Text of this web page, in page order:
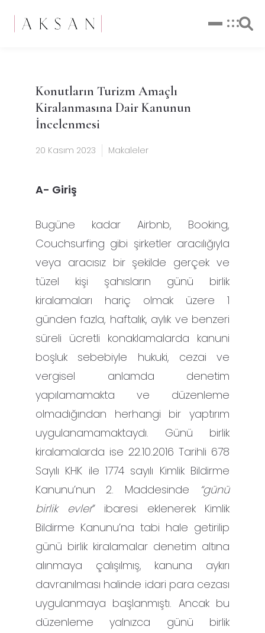
Konutların Turizm Amaçlı
Kiralanmasına Dair Kanunun
İncelenmesi
20 Kasım 2023 Makaleler
A- Giriş
Bugüne kadar Airbnb, Booking,
Couchsurfing gibi şirketler aracılığıyla
veya aracısız bir şekilde gerçek ve
tüzel kişi şahısların günü birlik
kiralamaları hariç olmak üzere 1
günden fazla, haftalık, aylık ve benzeri
süreli ücretli konaklamalarda kanuni
boşluk sebebiyle hukuki, cezai ve
vergisel anlamda denetim
yapılamamakta ve düzenleme
olmadığından herhangi bir yaptırım
uygulanamamaktaydı. Günü birlik
kiralamalarda ise 22.10.2016 Tarihli 678
Sayılı KHK ile 1774 sayılı Kimlik Bildirme
Kanunu’nun 2. Maddesinde
“günü
birlik evler” ibaresi eklenerek Kimlik
Bildirme Kanunu’na tabi hale getirilip
günü birlik kiralamalar denetim altına
alınmaya çalışılmış, kanuna aykırı
davranılması halinde idari para cezası
uygulanmaya başlanmıştı. Ancak bu
düzenleme yalnızca günü birlik